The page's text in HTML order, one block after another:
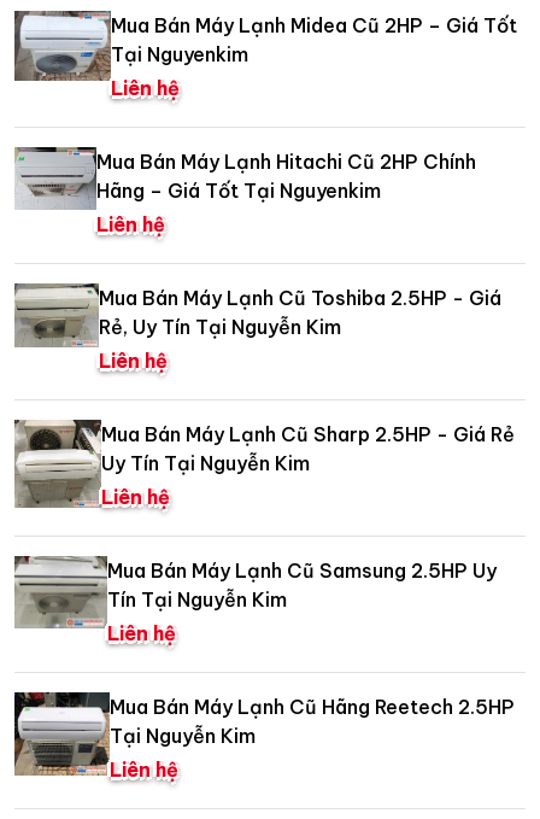
Mua Bán Máy Lạnh Midea Cũ 2HP – Giá Tốt
Tại Nguyenkim
Liên hệ
Mua Bán Máy Lạnh Hitachi Cũ 2HP Chính
Hãng – Giá Tốt Tại Nguyenkim
Liên hệ
Mua Bán Máy Lạnh Cũ Toshiba 2.5HP - Giá
Rẻ, Uy Tín Tại Nguyễn Kim
Liên hệ
Mua Bán Máy Lạnh Cũ Sharp 2.5HP - Giá Rẻ
Uy Tín Tại Nguyễn Kim
Liên hệ
Mua Bán Máy Lạnh Cũ Samsung 2.5HP Uy
Tín Tại Nguyễn Kim
Liên hệ
Mua Bán Máy Lạnh Cũ Hãng Reetech 2.5HP
Tại Nguyễn Kim
Liên hệ